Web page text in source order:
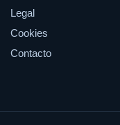
Legal
Cookies
Contacto